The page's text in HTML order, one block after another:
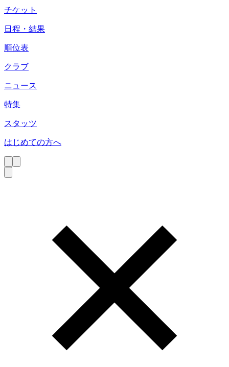
チケット
日程・結果
順位表
クラブ
ニュース
特集
スタッツ
はじめての方へ